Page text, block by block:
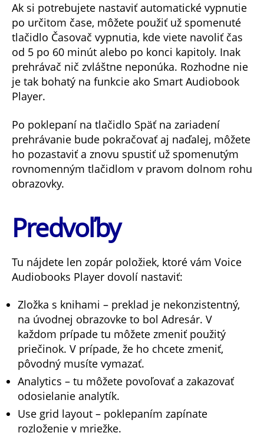
Ak si potrebujete nastaviť automatické vypnutie
po určitom čase, môžete použiť už spomenuté
tlačidlo Časovač vypnutia, kde viete navoliť čas
od 5 po 60 minút alebo po konci kapitoly. Inak
prehrávač nič zvláštne neponúka. Rozhodne nie
je tak bohatý na funkcie ako Smart Audiobook
Player.
Po poklepaní na tlačidlo Späť na zariadení
prehrávanie bude pokračovať aj naďalej, môžete
ho pozastaviť a znovu spustiť už spomenutým
rovnomenným tlačidlom v pravom dolnom rohu
obrazovky.
Predvoľby
Tu nájdete len zopár položiek, ktoré vám Voice
Audiobooks Player dovolí nastaviť:
Zložka s knihami – preklad je nekonzistentný,
na úvodnej obrazovke to bol Adresár. V
každom prípade tu môžete zmeniť použitý
priečinok. V prípade, že ho chcete zmeniť,
pôvodný musíte vymazať.
Analytics – tu môžete povoľovať a zakazovať
odosielanie analytík.
Use grid layout – poklepaním zapínate
rozloženie v mriežke.